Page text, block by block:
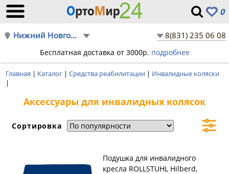
0
Нижний Новгород 8(831) 235 06 08
Бесплатная доставка от 3000р. подробнее
Главная | Каталог | Средства реабилитации | Инвалидные коляски
|
Аксессуары для инвалидных колясок
Сортировка
Подушка для инвалидного
кресла ROLLSTUHL Hilberd,